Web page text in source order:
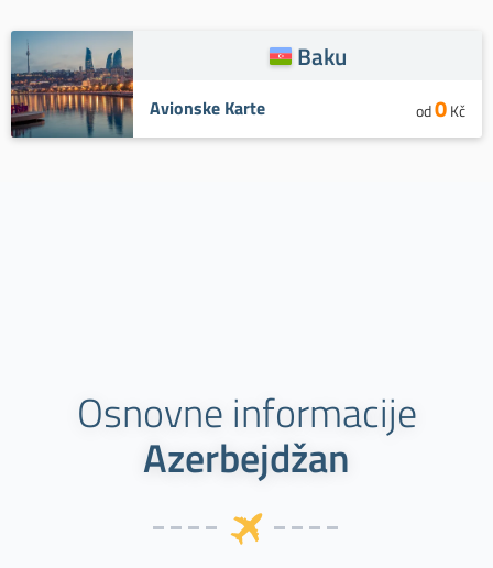
Baku
Avionske Karte od0Kč
Osnovne informacije
Azerbejdžan